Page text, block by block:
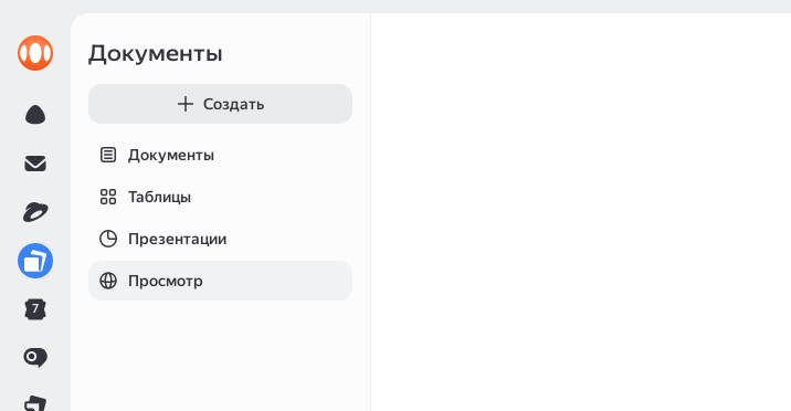
7
Документы
Создать
Документы
Таблицы
Презентации
Просмотр